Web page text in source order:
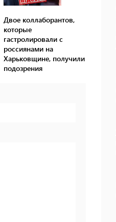
Двое коллаборантов,
которые
гастролировали с
россиянами на
Харьковщине, получили
подозрения